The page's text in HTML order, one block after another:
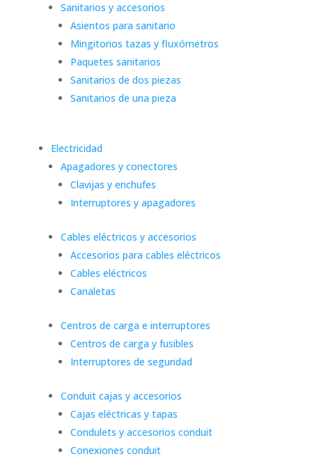
Sanitarios y accesorios
Asientos para sanitario
Mingitorios tazas y fluxómetros
Paquetes sanitarios
Sanitarios de dos piezas
Sanitarios de una pieza
Electricidad
Apagadores y conectores
Clavijas y enchufes
Interruptores y apagadores
Cables eléctricos y accesorios
Accesorios para cables eléctricos
Cables eléctricos
Canaletas
Centros de carga e interruptores
Centros de carga y fusibles
Interruptores de seguridad
Conduit cajas y accesorios
Cajas eléctricas y tapas
Condulets y accesorios conduit
Conexiones conduit